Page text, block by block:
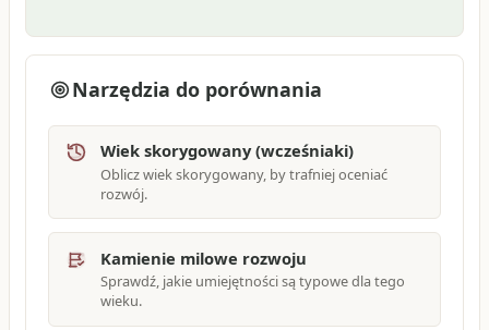
Narzędzia do porównania
Wiek skorygowany (wcześniaki)
Oblicz wiek skorygowany, by trafniej oceniać
rozwój.
Kamienie milowe rozwoju
Sprawdź, jakie umiejętności są typowe dla tego
wieku.